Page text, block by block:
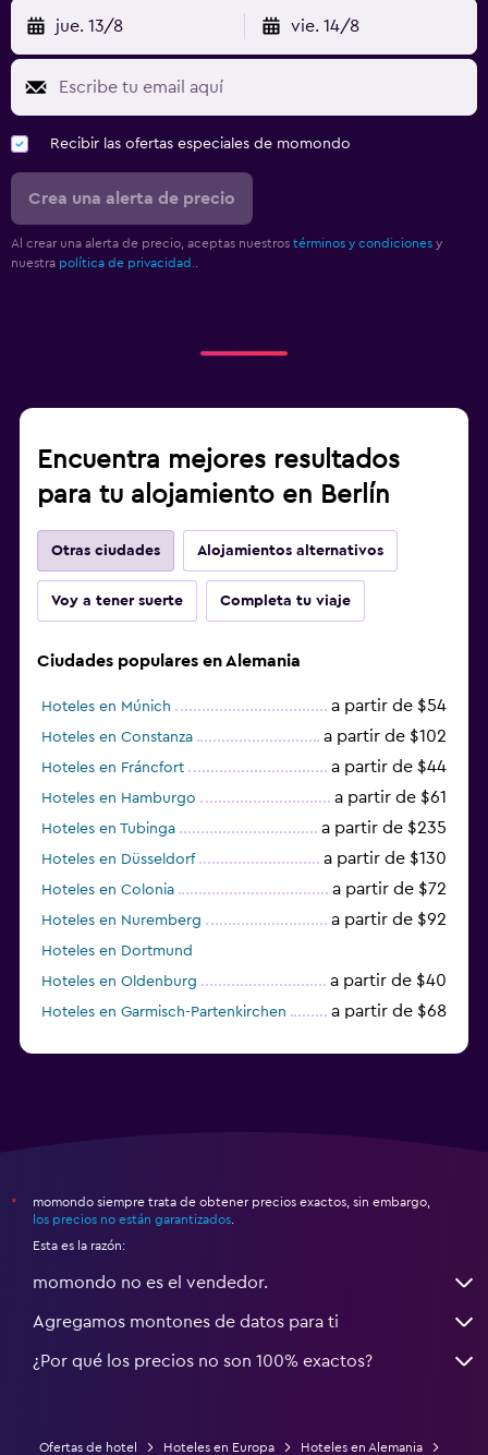
jue. 13/8 vie. 14/8
Recibir las ofertas especiales de momondo
Crea una alerta de precio
Al crear una alerta de precio, aceptas nuestros términos y condiciones y
nuestra política de privacidad.
Encuentra mejores resultados
para tu alojamiento en Berlín
Otras ciudades Alojamientos alternativos
Voy a tener suerte Completa tu viaje
Ciudades populares en Alemania
Hoteles en Múnich a partir de $54
Hoteles en Constanza a partir de $102
Hoteles en Fráncfort a partir de $44
Hoteles en Hamburgo a partir de $61
Hoteles en Tubinga a partir de $235
Hoteles en Düsseldorf a partir de $130
Hoteles en Colonia a partir de $72
Hoteles en Nuremberg a partir de $92
Hoteles en Dortmund
Hoteles en Oldenburg
a partir de $40
Hoteles en Garmisch-Partenkirchen a partir de $68
*
momondo siempre trata de obtener precios exactos, sin embargo,
los precios no están garantizados
Esta es la razón:
momondo no es el vendedor.
Agregamos montones de datos para ti
¿Por qué los precios no son 100% exactos?
Ofertas de hotel Hoteles en Europa
Hoteles en Alemania